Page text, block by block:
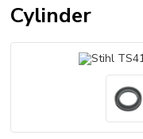
Cylinder